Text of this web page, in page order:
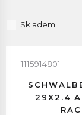
Skladem
1115914801
29X2.4